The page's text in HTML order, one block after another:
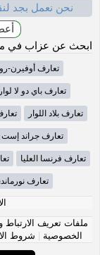
نحن نعمل بجد
ابحث عن عزاب في
تعارف أوفيرن-
تعارف باي دو لا لوار
تعارف بلاد اللوار
تعارف جراند إست
تعارف فرنسا العليا
تعارف
ملفات تعريف الارتباط
الخصوصية | شروط